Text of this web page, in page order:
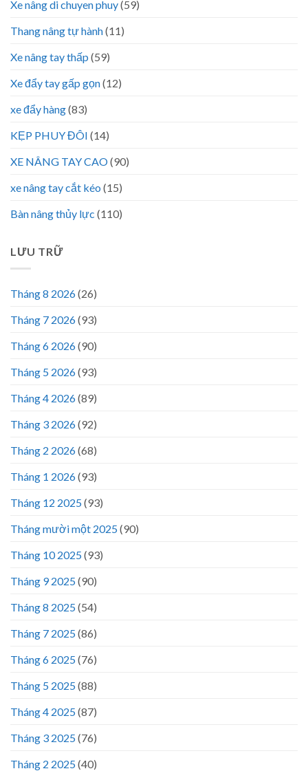
Xe nâng di chuyen phuy(59)
Thang nâng tự hành(11)
Xe nâng tay thấp (59)
Xe đẩy tay gấp gọn(12)
xe đẩy hàng(83)
KẸP PHUY ĐÔI (14)
XE NÂNG TAY CAO(90)
xe nâng tay cắt kéo (15)
Bàn nâng thủy lực (110)
LƯU TRỮ
Tháng 8 2026(26)
Tháng 7 2026(93)
Tháng 6 2026(90)
Tháng 5 2026(93)
Tháng 4 2026(89)
Tháng 3 2026(92)
Tháng 2 2026(68)
Tháng 1 2026(93)
Tháng 12 2025(93)
Tháng mười một 2025(90)
Tháng 10 2025(93)
Tháng 9 2025(90)
Tháng 8 2025(54)
Tháng 7 2025(86)
Tháng 6 2025(76)
Tháng 5 2025(88)
Tháng 4 2025(87)
Tháng 3 2025(76)
Tháng 2 2025(40)